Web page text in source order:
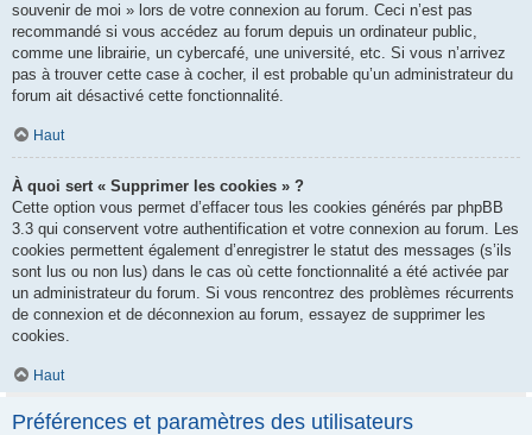
souvenir de moi » lors de votre connexion au forum. Ceci n’est pas
recommandé si vous accédez au forum depuis un ordinateur public,
comme une librairie, un cybercafé, une université, etc. Si vous n’arrivez
pas à trouver cette case à cocher, il est probable qu’un administrateur du
forum ait désactivé cette fonctionnalité.
Haut
À quoi sert « Supprimer les cookies » ?
Cette option vous permet d’effacer tous les cookies générés par phpBB
3.3 qui conservent votre authentification et votre connexion au forum. Les
cookies permettent également d’enregistrer le statut des messages (s’ils
sont lus ou non lus) dans le cas où cette fonctionnalité a été activée par
un administrateur du forum. Si vous rencontrez des problèmes récurrents
de connexion et de déconnexion au forum, essayez de supprimer les
cookies.
Haut
Préférences et paramètres des utilisateurs